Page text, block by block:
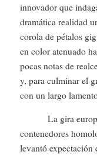
innovador que
dramática realidad
corola de pétalos
en color atenuado
pocas notas de
y, para culminar el
con un largo
La gira
contenedores
levantó expectación